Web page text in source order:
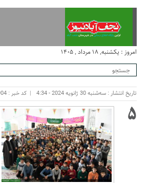
امروز : یکشنبه, ۱۸ مرداد , ۱۴۰۵
تاریخ انتشار : سه‌شنبه 30 ژانویه 2024 - 4:34 کد خبر : 65904
۵